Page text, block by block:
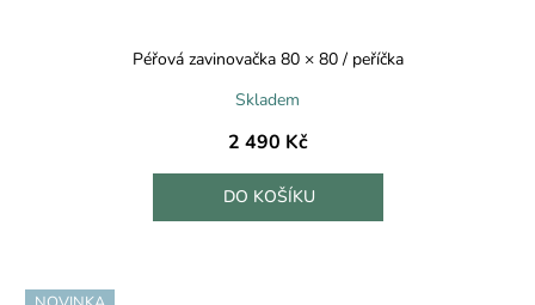
Péřová zavinovačka 80 × 80 / peříčka
Skladem
2 490 Kč
DO KOŠÍKU